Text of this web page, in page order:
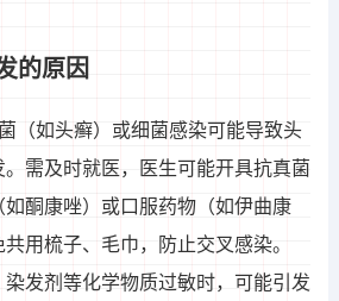
的原因
（如头癣）或细菌感染可能导致头
需及时就医，医生可能开具抗真菌
酮康唑）或口服药物（如伊曲康
用梳子、毛巾，防止交叉感染。
发剂等化学物质过敏时，可能引发